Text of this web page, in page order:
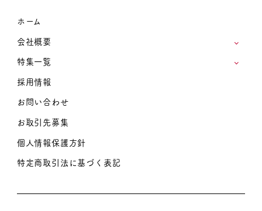
ホーム
会社概要
特集一覧
採用情報
お問い合わせ
お取引先募集
個人情報保護方針
特定商取引法に基づく表記